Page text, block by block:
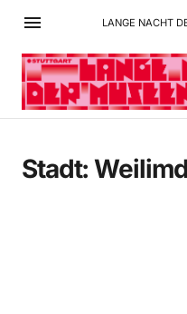
LANGE NACHT
Stadt: